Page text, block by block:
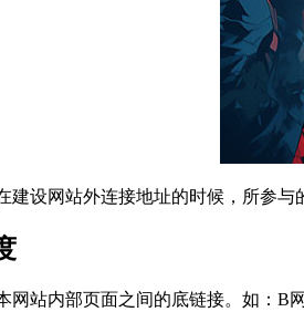
建设网站外连接地址的时候，所参
网站内部页面之间的底链接。如：B